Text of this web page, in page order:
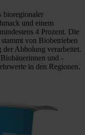
bioregionaler
und einem
4 Prozent. Die
von Biobetrieben
der Abholung verarbeitet.
und -
in den Regionen.